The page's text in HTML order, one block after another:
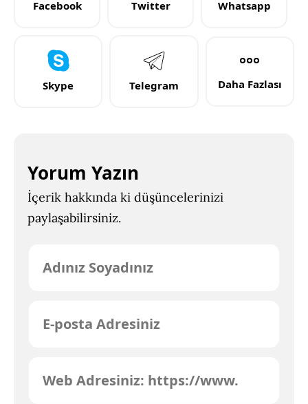
Facebook Twitter Whatsapp
Skype Telegram Daha Fazlası
Yorum Yazın
İçerik hakkında ki düşüncelerinizi
paylaşabilirsiniz.